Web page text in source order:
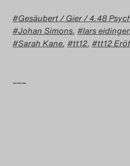
Gesäubert / Gier / 4.48
Johan Simons, lars eidinger,
Sarah Kane, tt12, tt12
–––